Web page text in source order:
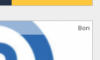
Bon